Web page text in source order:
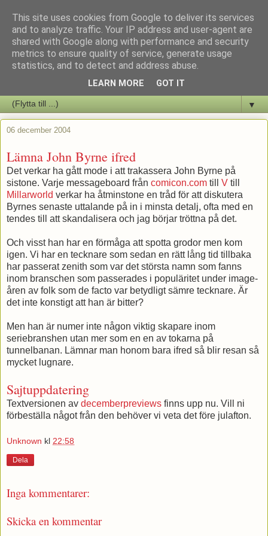
Staffars Seriers Blog
Vi skriver om serienyheter av alla de slag samt om vad som sker i
▼
06 december 2004
Lämna John Byrne ifred
Det verkar ha gått mode i att trakassera John Byrne på
sistone. Varje messageboard från comicon.com till V till
Millarworld verkar ha åtminstone en tråd för att diskutera
Byrnes senaste uttalande på in i minsta detalj, ofta med en
tendes till att skandalisera och jag börjar tröttna på det.
Och visst han har en förmåga att spotta grodor men kom
igen. Vi har en tecknare som sedan en rätt lång tid tillbaka
har passerat zenith som var det största namn som fanns
inom branschen som passerades i populäritet under image-
åren av folk som de facto var betydligt sämre tecknare. Är
det inte konstigt att han är bitter?
Men han är numer inte någon viktig skapare inom
seriebranshen utan mer som en en av tokarna på
tunnelbanan. Lämnar man honom bara ifred så blir resan så
mycket lugnare.
Sajtuppdatering
Textversionen av decemberpreviews finns upp nu. Vill ni
förbeställa något från den behöver vi veta det före julafton.
Unknown kl 22:58
Dela
Inga kommentarer:
Skicka en kommentar
This site uses cookies from Google to deliver its services
and to analyze traffic. Your IP address and user-agent are
shared with Google along with performance and security
metrics to ensure quality of service, generate usage
statistics, and to detect and address abuse.
LEARN MORE GOT IT